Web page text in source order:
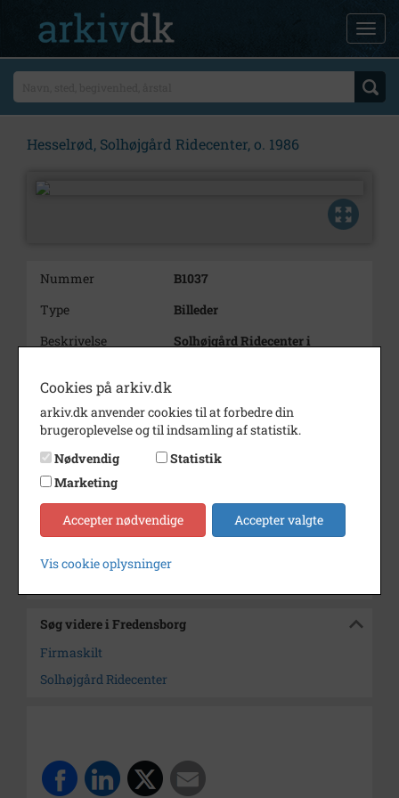
Hesselrød, Solhøjgård Ridecenter, o. 1986
Nummer
B1037
Type
Billeder
Beskrivelse
Solhøjgård Ridecenter i
Årstal
1986
Dateringsnote
23. august 1986
Fotograf
Knud Rauff Nielsen
Størrelse
18 x 12
Arkiv
Fredensborg
Kontakt arkivet
Søg videre i Fredensborg
Firmaskilt
Solhøjgård Ridecenter
Cookies på arkiv.dk
arkiv.dk anvender cookies til at forbedre din
brugeroplevelse og til indsamling af statistik.
Nødvendig
Statistik
Marketing
Accepter nødvendige Accepter valgte
Vis cookie oplysninger